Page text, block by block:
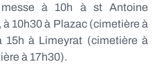
à 10h à st Antoine
à 10h30 à Plazac (cimetière à
15h à Limeyrat (cimetière à
à 17h30).